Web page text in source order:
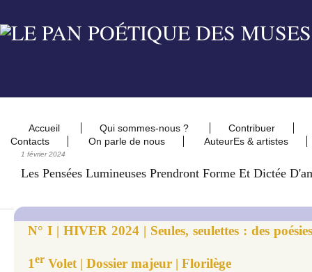
Accueil Qui sommes-nous ?
Contribuer
Contacts
On parle de nous AuteurEs & artistes
1 février 2024
Les Pensées Lumineuses Prendront Forme Et Dictée
N° I | HIVER 2024 | Seules, seulettes : des
1er Volet | Dossier majeur | Florilège